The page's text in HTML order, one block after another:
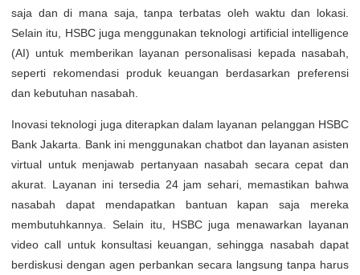
saja dan di mana saja, tanpa terbatas oleh waktu dan lokasi.
Selain itu, HSBC juga menggunakan teknologi artificial intelligence
(AI) untuk memberikan layanan personalisasi kepada nasabah,
seperti rekomendasi produk keuangan berdasarkan preferensi
dan kebutuhan nasabah.
Inovasi teknologi juga diterapkan dalam layanan pelanggan HSBC
Bank Jakarta. Bank ini menggunakan chatbot dan layanan asisten
virtual untuk menjawab pertanyaan nasabah secara cepat dan
akurat. Layanan ini tersedia 24 jam sehari, memastikan bahwa
nasabah dapat mendapatkan bantuan kapan saja mereka
membutuhkannya. Selain itu, HSBC juga menawarkan layanan
video call untuk konsultasi keuangan, sehingga nasabah dapat
berdiskusi dengan agen perbankan secara langsung tanpa harus